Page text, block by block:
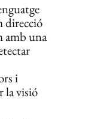
direcció
amb una
i
la visió